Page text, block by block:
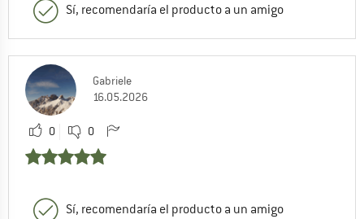
Sí, recomendaría el producto a un amigo
Gabriele
16.05.2026
0 0
Sí, recomendaría el producto a un amigo